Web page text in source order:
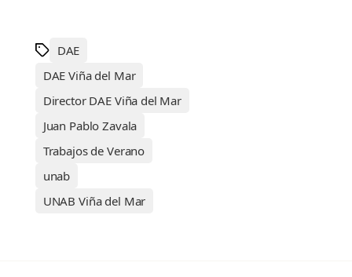
DAE
DAE Viña del Mar
Director DAE Viña del Mar
Juan Pablo Zavala
Trabajos de Verano
unab
UNAB Viña del Mar